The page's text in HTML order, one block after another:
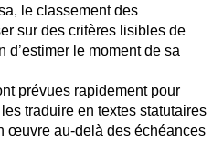
le classement des
sur des critères lisibles de
d’estimer le moment de sa
prévues rapidement pour
traduire en textes statutaires
œuvre au-delà des échéances